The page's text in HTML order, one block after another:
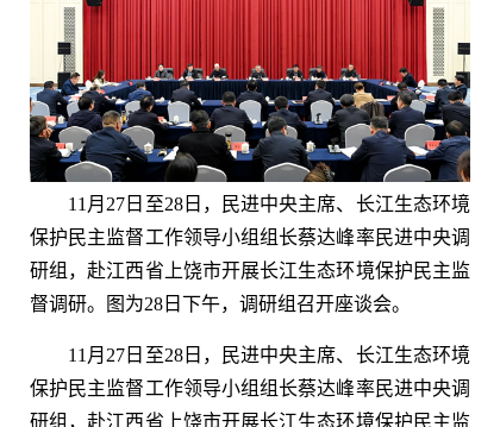
11月27日至28日，民进中央主席、长江生态环境
保护民主监督工作领导小组组长蔡达峰率民进中央调
研组，赴江西省上饶市开展长江生态环境保护民主监
督调研。图为28日下午，调研组召开座谈会。
11月27日至28日，民进中央主席、长江生态环境
保护民主监督工作领导小组组长蔡达峰率民进中央调
研组，赴江西省上饶市开展长江生态环境保护民主监